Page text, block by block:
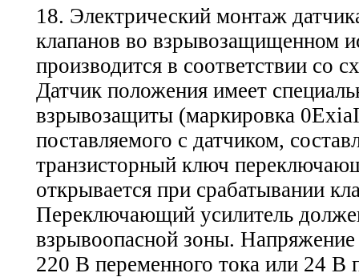
18. Электрический монтаж
клапанов во взрывозащищенном
производится в соответствии со
Датчик положения имеет
взрывозащиты (маркировка
поставляемого с датчиком,
транзисторный ключ
открывается при срабатывании
Переключающий усилитель
взрывоопасной зоны.
220 В переменного тока или 24 В